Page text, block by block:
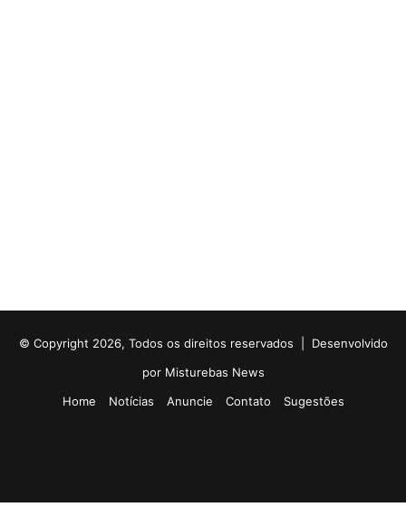
© Copyright 2026, Todos os direitos reservados | Desenvolvido
por Misturebas News
Home
Notícias Anuncie Contato Sugestões